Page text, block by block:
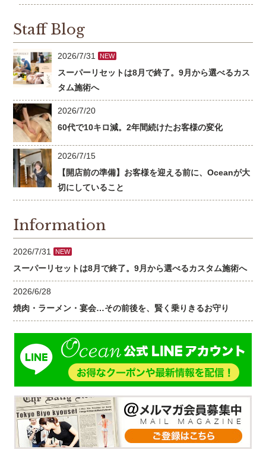
Staff Blog
2026/7/31 NEW
スーパーリセットは8月で終了。9月から選べるカス
タム施術へ
2026/7/20
60代で10キロ減。2年間続けたお客様の変化
2026/7/15
【開店前の準備】お客様を迎える前に、Oceanが大
切にしていること
Information
2026/7/31 NEW
スーパーリセットは8月で終了。9月から選べるカスタム施術へ
2026/6/28
焼肉・ラーメン・宴会…その前後を、賢く乗りきるお守り